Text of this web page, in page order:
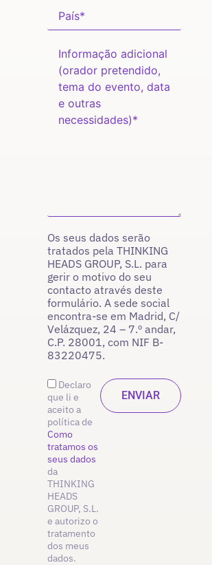
Os seus dados serão
tratados pela THINKING
HEADS GROUP, S.L. para
gerir o motivo do seu
contacto através deste
formulário. A sede social
encontra-se em Madrid, C/
Velázquez, 24 – 7.º andar,
C.P. 28001, com NIF B-
83220475.
Declaro
que li e
aceito a
política de
Como
tratamos os
seus dados
da
THINKING
HEADS
GROUP, S.L.
e autorizo o
tratamento
dos meus
dados.